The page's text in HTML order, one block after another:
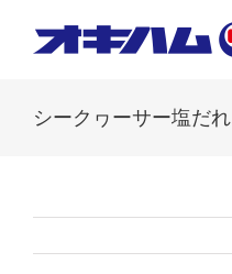
シークヮーサー塩だれ